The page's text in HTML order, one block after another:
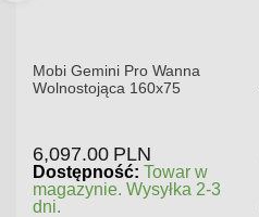
Mobi Gemini Pro Wanna
Wolnostojąca 160x75
6,097.00 PLN
Dostępność: Towar w
magazynie. Wysyłka 2-3
dni.